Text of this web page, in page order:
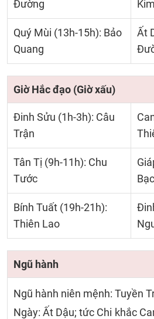
Đường
Quý Mùi (13h-15h): Bảo
Quang
Ất
Giờ Hắc đạo (Giờ xấu)
Đinh Sửu (1h-3h): Câu
Trận
Tân Tị (9h-11h): Chu
Tước
Bính Tuất (19h-21h):
Thiên Lao
Ngũ hành
Ngũ hành niên mệnh: Tuyền
Ngày: Ất Dậu; tức Chi khắc